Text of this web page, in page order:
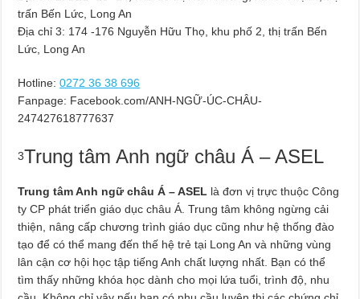
trấn Bến Lức, Long An
Địa chỉ 3: 174 -176 Nguyễn Hữu Thọ, khu phố 2, thị trấn Bến
Lức, Long An
Hotline: 0272 36 38 696
Fanpage: Facebook.com/ANH-NGỮ-ÚC-CHÂU-
247427618777637
3Trung tâm Anh ngữ châu Á – ASEL
Trung tâm Anh ngữ châu Á – ASEL là đơn vị trực thuộc Công
ty CP phát triển giáo dục châu Á. Trung tâm không ngừng cải
thiện, nâng cấp chương trình giáo dục cũng như hệ thống đào
tạo để có thể mang đến thế hệ trẻ tại Long An và những vùng
lân cận cơ hội học tập tiếng Anh chất lượng nhất. Bạn có thể
tìm thấy những khóa học dành cho mọi lứa tuổi, trình độ, nhu